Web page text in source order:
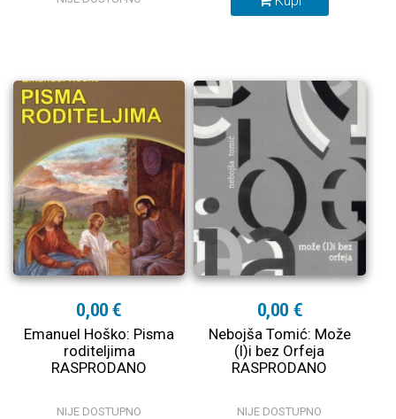
0,00 €
Emanuel Hoško: Pisma
roditeljima
RASPRODANO
NIJE DOSTUPNO
0,00 €
Nebojša Tomić: Može
(l)i bez Orfeja
RASPRODANO
NIJE DOSTUPNO